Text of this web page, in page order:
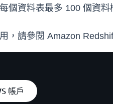
個資料表最多 100 個資料
，請參閱 Amazon
帳戶